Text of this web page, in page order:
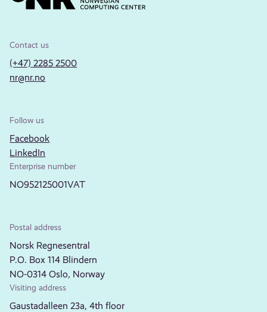
Contact us
(+47) 2285 2500
nr@nr.no
Follow us
Facebook
LinkedIn
Enterprise number
NO952125001VAT
Postal address
Norsk Regnesentral
P.O. Box 114 Blindern
NO-0314 Oslo, Norway
Visiting address
Gaustadalleen 23a, 4th floor